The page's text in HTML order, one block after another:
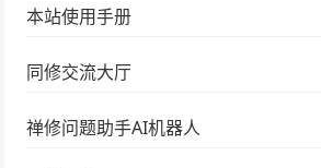
本站使用手册
同修交流大厅
禅修问题助手AI机器人